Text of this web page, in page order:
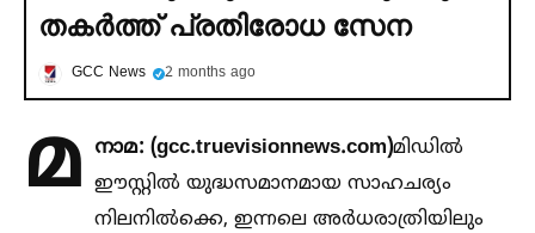
തകര്‍ത്ത് പ്രതിരോധ സേന
GCC News 2 months ago
മ നാമ: (gcc.truevisionnews.com)മിഡില്‍
ഈസ്റ്റില്‍ യുദ്ധസമാനമായ സാഹചര്യം
നിലനില്‍ക്കെ, ഇന്നലെ അർധരാത്രിയിലും